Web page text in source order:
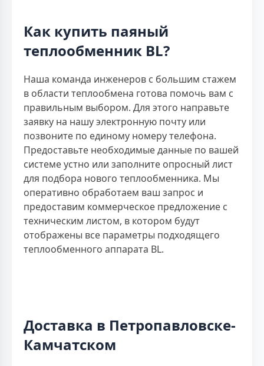
Как купить паяный
теплообменник BL?
Наша команда инженеров с большим стажем
в области теплообмена готова помочь вам с
правильным выбором. Для этого направьте
заявку на нашу электронную почту или
позвоните по единому номеру телефона.
Предоставьте необходимые данные по вашей
системе устно или заполните опросный лист
для подбора нового теплообменника. Мы
оперативно обработаем ваш запрос и
предоставим коммерческое предложение с
техническим листом, в котором будут
отображены все параметры подходящего
теплообменного аппарата BL.
Доставка в Петропавловске-
Камчатском